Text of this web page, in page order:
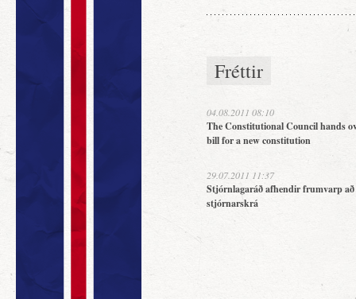
Fréttir
04.08.2011 08:10
The Constitutional Council hands
bill for a new constitution
29.07.2011 11:37
Stjórnlagaráð afhendir frumvarp
stjórnarskrá